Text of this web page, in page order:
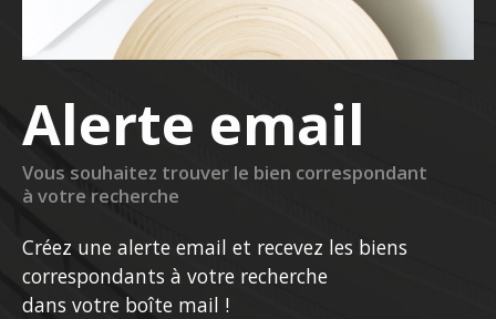
Alerte email
Vous souhaitez trouver le bien correspondant
à votre recherche
Créez une alerte email et recevez les biens
correspondants à votre recherche
dans votre boîte mail !